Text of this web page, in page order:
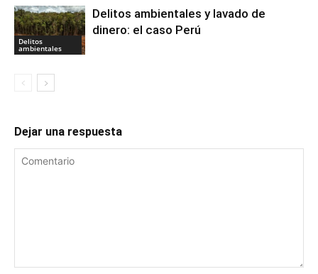
Delitos
ambientales
Delitos ambientales y lavado de
dinero: el caso Perú
Dejar una respuesta